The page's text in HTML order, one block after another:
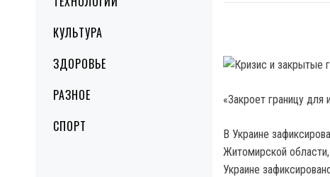
КУЛЬТУРА
ЗДОРОВЬЕ
РАЗНОЕ
СПОРТ
«Закроет границу для
В Украине
Житомирской
Украине